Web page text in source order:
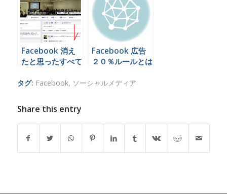
Facebook 消え
たと思ったすべて
Facebook 広告
２０％ルールとは
タグ: Facebook, ソーシャルメディア
Share this entry